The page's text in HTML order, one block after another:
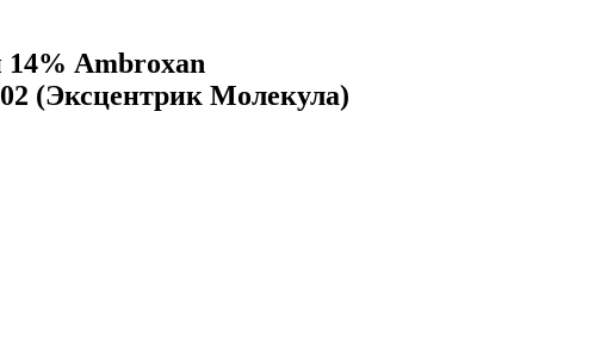
14% Ambroxan
(Эксцентрик Молекула)